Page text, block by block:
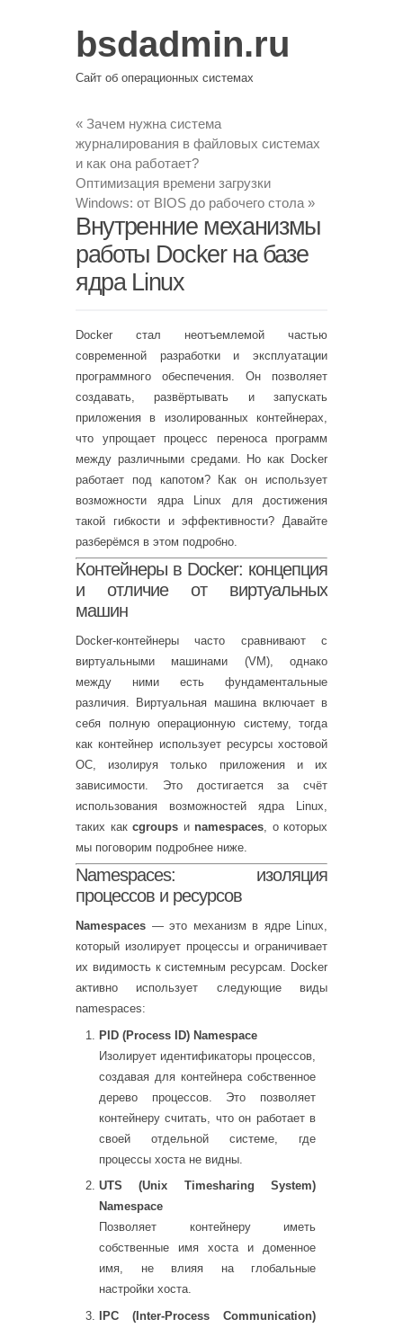
bsdadmin.ru
Сайт об операционных системах
« Зачем нужна система
журналирования в файловых системах
и как она работает?
Оптимизация времени загрузки
Windows: от BIOS до рабочего стола »
Внутренние механизмы
работы Docker на базе
ядра Linux
Docker стал неотъемлемой частью
современной разработки и эксплуатации
программного обеспечения. Он позволяет
создавать, развёртывать и запускать
приложения в изолированных контейнерах,
что упрощает процесс переноса программ
между различными средами. Но как Docker
работает под капотом? Как он использует
возможности ядра Linux для достижения
такой гибкости и эффективности? Давайте
разберёмся в этом подробно.
Контейнеры в Docker: концепция
и отличие от виртуальных
машин
Docker-контейнеры часто сравнивают с
виртуальными машинами (VM), однако
между ними есть фундаментальные
различия. Виртуальная машина включает в
себя полную операционную систему, тогда
как контейнер использует ресурсы хостовой
ОС, изолируя только приложения и их
зависимости. Это достигается за счёт
использования возможностей ядра Linux,
таких как cgroups и namespaces , о которых
мы поговорим подробнее ниже.
Namespaces: изоляция
процессов и ресурсов
Namespaces — это механизм в ядре Linux,
который изолирует процессы и ограничивает
их видимость к системным ресурсам. Docker
активно использует следующие виды
namespaces:
PID (Process ID) Namespace
Изолирует идентификаторы процессов,
создавая для контейнера собственное
дерево процессов. Это позволяет
контейнеру считать, что он работает в
своей отдельной системе, где
процессы хоста не видны.
UTS (Unix Timesharing System)
Namespace
Позволяет контейнеру иметь
собственные имя хоста и доменное
имя, не влияя на глобальные
настройки хоста.
IPC (Inter-Process Communication)